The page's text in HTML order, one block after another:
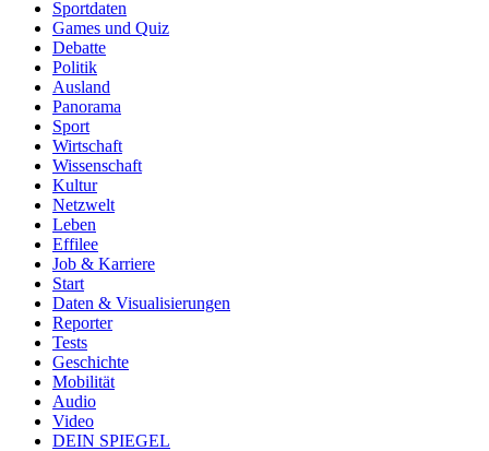
Sportdaten
Games und Quiz
Debatte
Politik
Ausland
Panorama
Sport
Wirtschaft
Wissenschaft
Kultur
Netzwelt
Leben
Effilee
Job & Karriere
Start
Daten & Visualisierungen
Reporter
Tests
Geschichte
Mobilität
Audio
Video
DEIN SPIEGEL